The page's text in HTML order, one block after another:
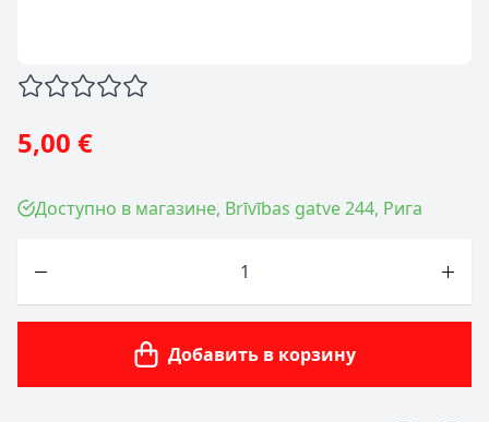
5,00 €
Доступно в магазине, Brīvības gatve 244, Рига
Добавить в корзину